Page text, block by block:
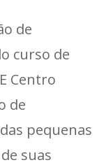
de
curso de
Centro
de
pequenas
suas